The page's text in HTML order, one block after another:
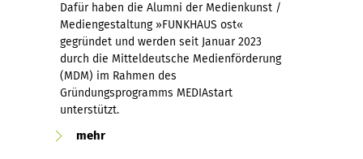
Dafür haben die Alumni der Medienkunst /
Mediengestaltung »FUNKHAUS ost«
gegründet und werden seit Januar 2023
durch die Mitteldeutsche Medienförderung
(MDM) im Rahmen des
Gründungsprogramms MEDIAstart
unterstützt.
mehr